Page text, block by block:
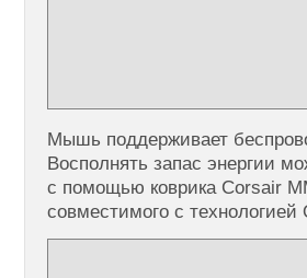
Мышь поддерживает
Восполнять запас энергии
с помощью коврика Corsair
совместимого с технологией